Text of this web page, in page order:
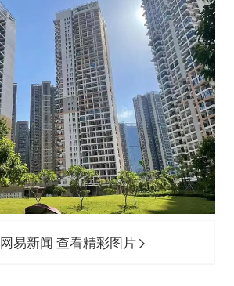
易新闻 查看精彩图片